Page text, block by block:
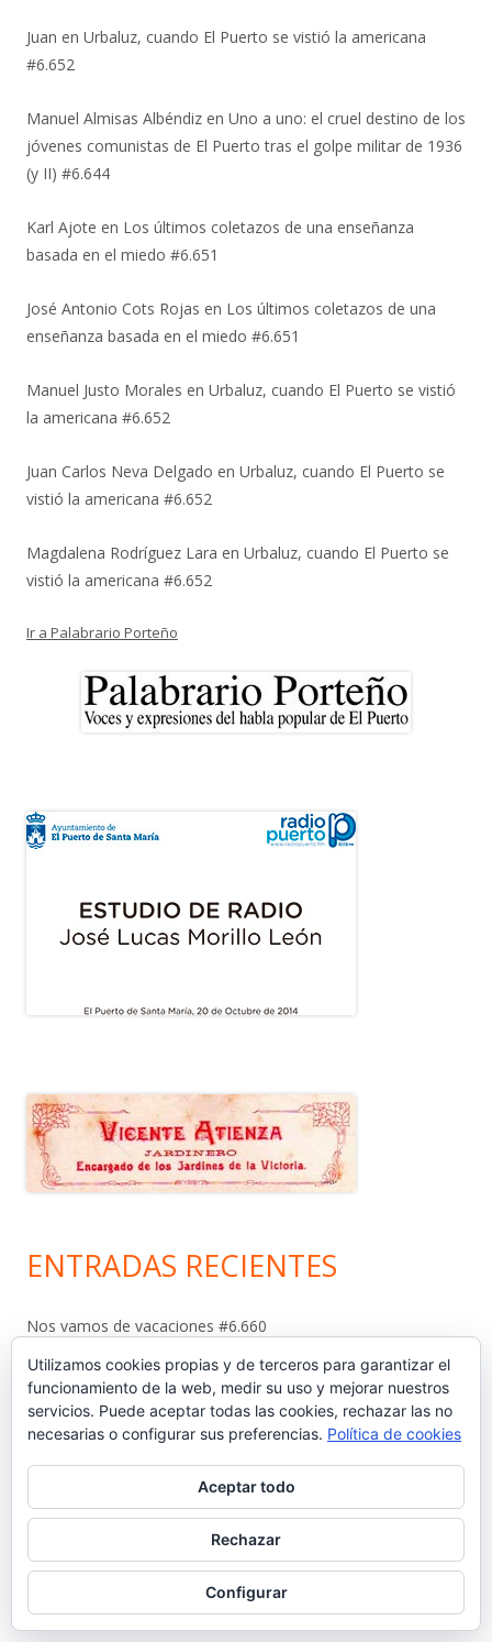
Juan en Urbaluz, cuando El Puerto se vistió la americana
#6.652
Manuel Almisas Albéndiz en Uno a uno: el cruel destino de los
jóvenes comunistas de El Puerto tras el golpe militar de 1936
(y II) #6.644
Karl Ajote en Los últimos coletazos de una enseñanza
basada en el miedo #6.651
José Antonio Cots Rojas en Los últimos coletazos de una
enseñanza basada en el miedo #6.651
Manuel Justo Morales en Urbaluz, cuando El Puerto se vistió
la americana #6.652
Juan Carlos Neva Delgado en Urbaluz, cuando El Puerto se
vistió la americana #6.652
Magdalena Rodríguez Lara en Urbaluz, cuando El Puerto se
vistió la americana #6.652
Ir a Palabrario Porteño
ENTRADAS RECIENTES
Nos vamos de vacaciones #6.660
¿Dónde está Calleja? #6.659
Carta protesta a Don Pedro Muñoz Seca #6.658
El antiguo campo del Racing y la iniciativa solidaria de Elías
Ahuja #6.657
Sebastián Gómez Sánchez, ‘Tani’. El frutero que ayudó a
sacar adelante a once hermanos #6.656
Utilizamos cookies propias y de terceros para garantizar el
funcionamiento de la web, medir su uso y mejorar nuestros
servicios. Puede aceptar todas las cookies, rechazar las no
necesarias o configurar sus preferencias. Política de cookies
Aceptar todo
Rechazar
Configurar